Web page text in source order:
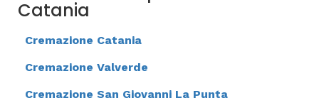
Catania
Cremazione Catania
Cremazione Valverde
Cremazione San Giovanni La Punta